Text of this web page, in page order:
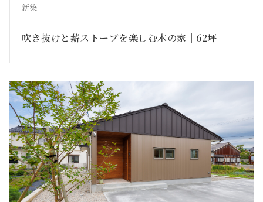
新築
吹き抜けと薪ストーブを楽しむ木の家｜62坪